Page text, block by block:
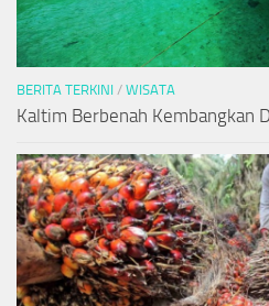
BERITA TERKINI / WISATA
Kaltim Berbenah Kembangkan